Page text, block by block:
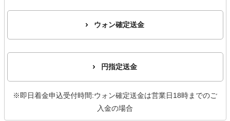
ウォン確定送金
円指定送金
※即日着金申込受付時間:ウォン確定送金は営業日18時までのご
入金の場合